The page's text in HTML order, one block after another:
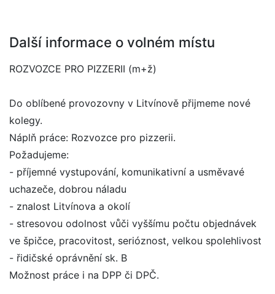
Další informace o volném místu
ROZVOZCE PRO PIZZERII (m+ž)
Do oblíbené provozovny v Litvínově přijmeme nové
kolegy.
Náplň práce: Rozvozce pro pizzerii.
Požadujeme:
- příjemné vystupování, komunikativní a usměvavé
uchazeče, dobrou náladu
- znalost Litvínova a okolí
- stresovou odolnost vůči vyššímu počtu objednávek
ve špičce, pracovitost, serióznost, velkou spolehlivost
- řidičské oprávnění sk. B
Možnost práce i na DPP či DPČ.